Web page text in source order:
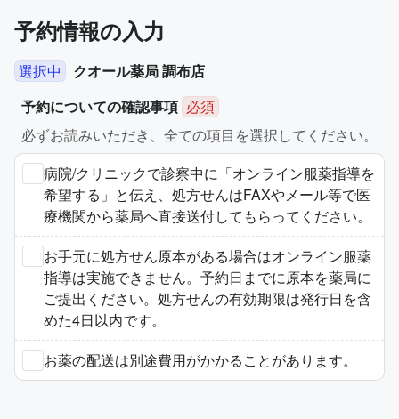
予約情報の入力
選択中
クオール薬局 調布店
予約についての確認事項 必須
必ずお読みいただき、全ての項目を選択してください。
病院/クリニックで診察中に「オンライン服薬指導を
希望する」と伝え、処方せんはFAXやメール等で医
療機関から薬局へ直接送付してもらってください。
お手元に処方せん原本がある場合はオンライン服薬
指導は実施できません。予約日までに原本を薬局に
ご提出ください。処方せんの有効期限は発行日を含
めた4日以内です。
お薬の配送は別途費用がかかることがあります。